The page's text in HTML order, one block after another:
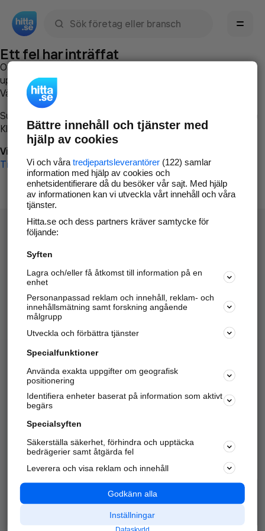
Ett fel har inträffat
Om du vill kan du
uppstod så att vi lättare och snabbare kan avhjälpa det.
Vänligen försök med följande:
Surfa till
Klicka påTillbaka-knappen i webbläsaren och försök igen
Vi beklagar besväret!
Till startsidan
Hitta.se - Gratis nummerupplysning.
Sök företag, personer och platser.
Hitta telefonnummer, adresser, företagsinfo mm.
Marknadsför företaget
Kom igång och annonsera mot
samarbetspartners nära dig.
Alla kategorier
Populära sökningar
API & Kartor
Annonsera
Integritet
Nödnummer
Bättre innehåll och tjänster med
hjälp av cookies
Vi och våra tredjepartsleverantörer(122) samlar
information med hjälp av cookies och
enhetsidentifierare då du besöker vår sajt. Med hjälp
av informationen kan vi utveckla vårt innehåll och våra
tjänster.
Hitta.se och dess partners kräver samtycke för
följande:
Syften
Lagra och/eller få åtkomst till information på en
enhet
Personanpassad reklam och innehåll, reklam- och
innehållsmätning samt forskning angående
målgrupp
Utveckla och förbättra tjänster
Specialfunktioner
Använda exakta uppgifter om geografisk
positionering
Identifiera enheter baserat på information som aktivt
begärs
Specialsyften
Säkerställa säkerhet, förhindra och upptäcka
bedrägerier samt åtgärda fel
Leverera och visa reklam och innehåll
Godkänn alla
Inställningar
Dataskydd